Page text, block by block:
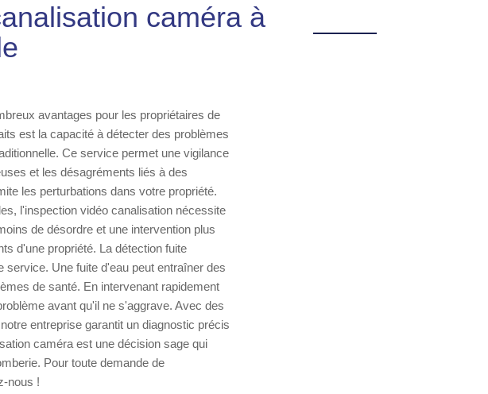
caméra à
avantages pour les propriétaires de
est la capacité à détecter des problèmes
Ce service permet une vigilance
et les désagréments liés à des
les perturbations dans votre propriété.
l'inspection vidéo canalisation nécessite
de désordre et une intervention plus
d'une propriété. La détection fuite
Une fuite d'eau peut entraîner des
de santé. En intervenant rapidement
avant qu'il ne s'aggrave. Avec des
entreprise garantit un diagnostic précis
caméra est une décision sage qui
Pour toute demande de
nous !